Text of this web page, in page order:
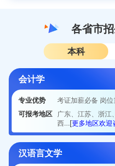
各省市
本科
会计学
专业优势
考证加薪必备 岗
可报考地区 广东、江苏、浙江
西...[更多地区欢迎
汉语言文学